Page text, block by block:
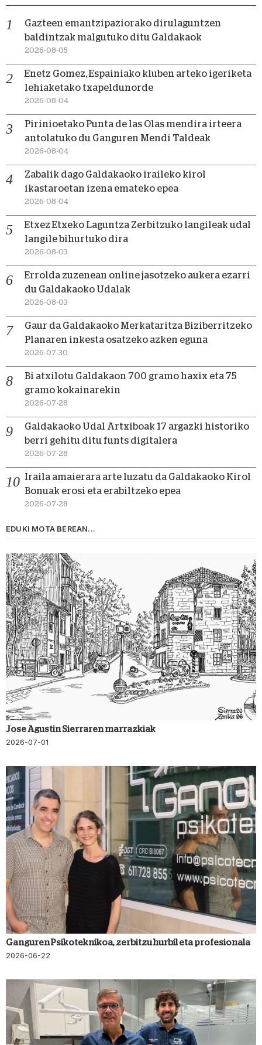
Gazteen emantzipaziorako dirulaguntzen
baldintzak malgutuko ditu Galdakaok
2026-08-05
Enetz Gomez, Espainiako kluben arteko igeriketa
lehiaketako txapeldunorde
2026-08-04
Pirinioetako Punta de las Olas mendira irteera
antolatuko du Ganguren Mendi Taldeak
2026-08-04
Zabalik dago Galdakaoko iraileko kirol
ikastaroetan izena emateko epea
2026-08-04
Etxez Etxeko Laguntza Zerbitzuko langileak udal
langile bihurtuko dira
2026-08-03
Errolda zuzenean online jasotzeko aukera ezarri
du Galdakaoko Udalak
2026-08-03
Gaur da Galdakaoko Merkataritza Biziberritzeko
Planaren inkesta osatzeko azken eguna
2026-07-30
Bi atxilotu Galdakaon 700 gramo haxix eta 75
gramo kokainarekin
2026-07-28
Galdakaoko Udal Artxiboak 17 argazki historiko
berri gehitu ditu funts digitalera
2026-07-28
Iraila amaierara arte luzatu da Galdakaoko Kirol
Bonuak erosi eta erabiltzeko epea
2026-07-28
EDUKI MOTA BEREAN...
Jose Agustin Sierraren marrazkiak
2026-07-01
Ganguren Psikoteknikoa, zerbitzu hurbil eta profesionala
2026-06-22